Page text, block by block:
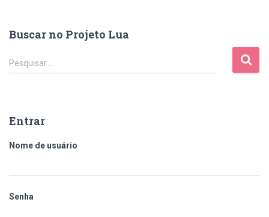
Buscar no Projeto Lua
P
e
i
a
p
Pesquisar …
Entrar
Nome de usuário
Senha